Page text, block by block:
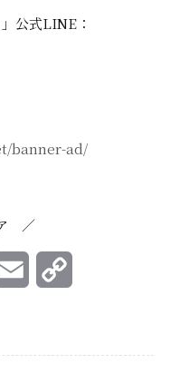
公式LINE：
banner-ad/
／